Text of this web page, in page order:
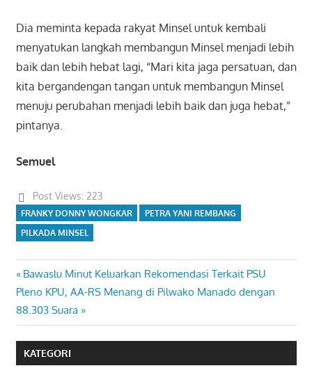
Dia meminta kepada rakyat Minsel untuk kembali
menyatukan langkah membangun Minsel menjadi lebih
baik dan lebih hebat lagi, “Mari kita jaga persatuan, dan
kita bergandengan tangan untuk membangun Minsel
menuju perubahan menjadi lebih baik dan juga hebat,”
pintanya.
Semuel
Post Views: 223
FRANKY DONNY WONGKAR
PETRA YANI REMBANG
PILKADA MINSEL
Navigasi
pos
Previous
Post:
Bawaslu Minut Keluarkan Rekomendasi Terkait PSU
Next
Post:
Pleno KPU, AA-RS Menang di Pilwako Manado dengan
88.303 Suara
KATEGORI